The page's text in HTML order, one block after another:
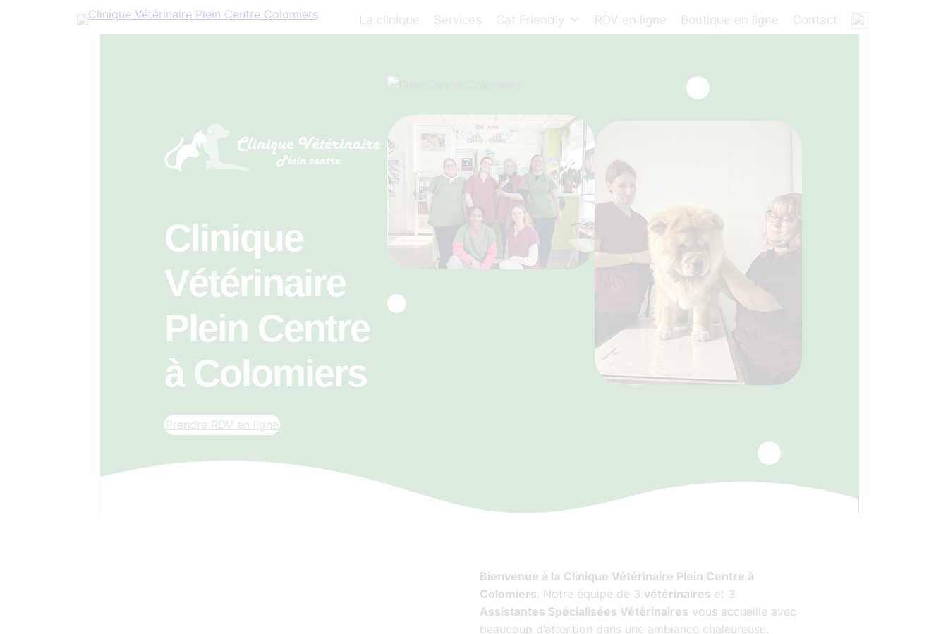
La clinique Services Cat Friendly RDV en ligne Boutique en ligne Contact
Clinique
Vétérinaire
Plein Centre
à Colomiers
Prendre RDV en ligne
Bienvenue à la Clinique Vétérinaire Plein Centre à
Colomiers. Notre équipe de 3 vétérinaires et 3
Assistantes Spécialisées Vétérinaires vous accueille avec
beaucoup d’attention dans une ambiance chaleureuse.